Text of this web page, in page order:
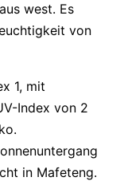
west. Es
von
1, mit
Index von 2
in Mafeteng.